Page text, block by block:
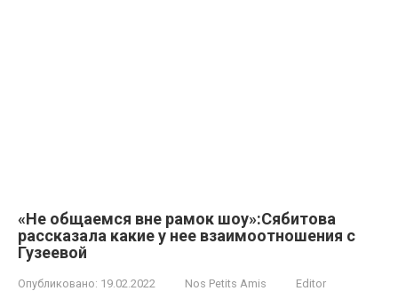
«Не общаемся вне рамок шоу»:Сябитова
рассказала какие у нее взаимоотношения с
Гузеевой
Опубликовано: 19.02.2022 Nos Petits Amis Editor